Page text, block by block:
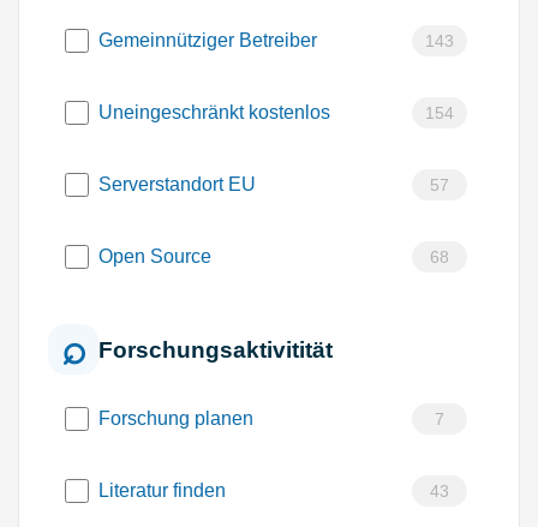
Gemeinnütziger Betreiber 143
Uneingeschränkt kostenlos 154
Serverstandort EU 57
Open Source 68
Forschungsaktivitität
Forschung planen 7
Literatur finden 43